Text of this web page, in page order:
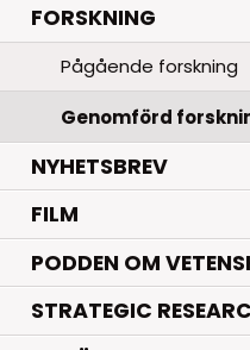
FORSKNING.
Pågående forskning
Genomförd
NYHETSBREV
FILM
PODDEN OM
STRATEGIC